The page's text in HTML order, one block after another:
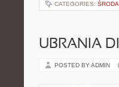
CATEGORIES:
UBRANIA
POSTED BY ADMIN